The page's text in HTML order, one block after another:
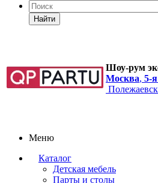
Найти
Шоу-рум
Москва, 5-
Меню
Каталог
Детская мебель
Парты и столы